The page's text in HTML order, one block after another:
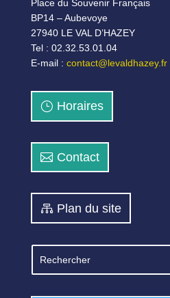
Place du Souvenir Français
BP14 – Aubevoye
27940 LE VAL D’HAZEY
Tel : 02.32.53.01.04
E-mail : contact@levaldhazey.fr
Horaires
Contact
Plan du site